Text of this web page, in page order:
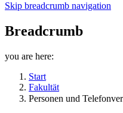
Skip breadcrumb navigation
Breadcrumb
you are here:
Start
Fakultät
Personen und